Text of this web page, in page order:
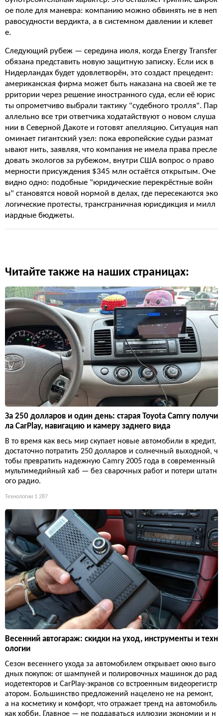
ое поле для маневра: компанию можно обвинять не в неп
равосудности вердикта, а в системном давлении и клевет
е.
Следующий рубеж — середина июля, когда Energy Transfer
обязана представить новую защитную записку. Если иск в
Нидерландах будет удовлетворён, это создаст прецедент:
американская фирма может быть наказана на своей же те
рритории через решение иностранного суда, если её юрис
ты опрометчиво выбрали тактику "судебного тролля". Пар
аллельно все три ответчика ходатайствуют о новом слуша
нии в Северной Дакоте и готовят апелляцию. Ситуация нап
оминает гигантский узел: пока европейские судьи размат
ывают нить, заявляя, что компания не имела права пресле
довать экологов за рубежом, внутри США вопрос о право
мерности присуждения $345 млн остаётся открытым. Оче
видно одно: подобные "юридические перекрёстные войн
ы" становятся новой нормой в делах, где пересекаются эко
логические протесты, трансграничная юрисдикция и милл
иардные бюджеты.
Читайте также на наших страницах:
За 250 долларов и один день: старая Toyota Camry получи
ла CarPlay, навигацию и камеру заднего вида
В то время как весь мир скупает новые автомобили в кредит,
достаточно потратить 250 долларов и солнечный выходной, ч
тобы превратить надежную Camry 2005 года в современный
мультимедийный хаб — без сварочных работ и потери штатн
ого радио.
Технологии 1 287
Весенний автогараж: скидки на уход, инструменты и техн
ологии
Сезон весеннего ухода за автомобилем открывает окно выго
дных покупок: от шампуней и полировочных машинок до рад
иодетекторов и CarPlay-экранов со встроенным видеорегистр
атором. Большинство предложений нацелено не на ремонт,
а на косметику и комфорт, что отражает тренд на автомобиль
как хобби. Главное — не поддаваться иллюзии экономии и н